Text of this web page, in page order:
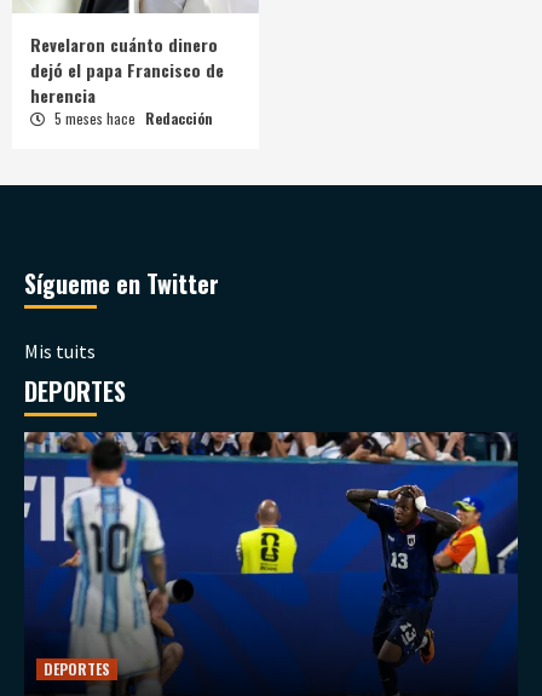
Revelaron cuánto dinero
dejó el papa Francisco de
herencia
5 meses hace Redacción
Sígueme en Twitter
Mis tuits
DEPORTES
DEPORTES